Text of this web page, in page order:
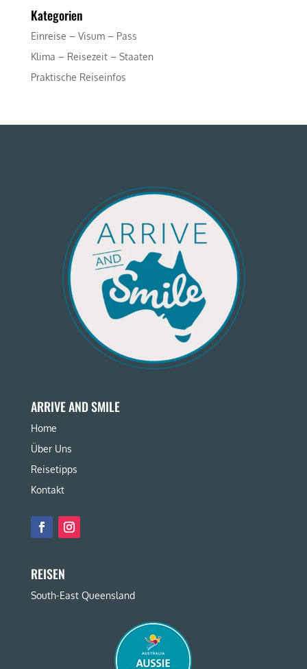
Kategorien
Einreise – Visum – Pass
Klima – Reisezeit – Staaten
Praktische Reiseinfos
ARRIVE AND SMILE
Home
Über Uns
Reisetipps
Kontakt
REISEN
South-East Queensland